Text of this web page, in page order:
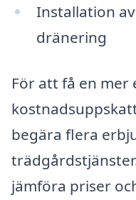
Installation
dränering
För att få en mer
begära flera
jämföra priser